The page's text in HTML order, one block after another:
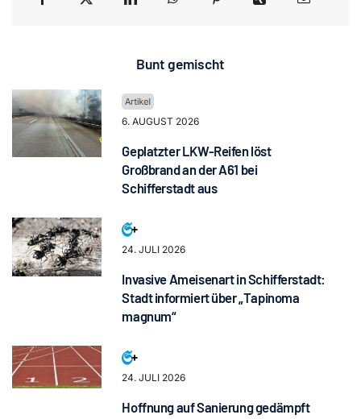
Bunt gemischt
6. AUGUST 2026
Geplatzter LKW-Reifen löst
Großbrand an der A61 bei
Schifferstadt aus
24. JULI 2026
Invasive Ameisenart in Schifferstadt:
Stadt informiert über „Tapinoma
magnum“
24. JULI 2026
Hoffnung auf Sanierung gedämpft